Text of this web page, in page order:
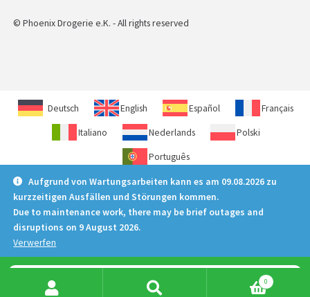
Aufgrund von Wartungsarbeiten kann es am 09.08.2026 zu
kurzzeitigen Ausfällen und Störungen kommen.
Due to maintenance work, there may be brief outages and
disruptions on 9 August 2026.
Verwerfen
© Phoenix Drogerie e.K. - All rights reserved
0
Deutsch English Español Français
Italiano Nederlands Polski
Português